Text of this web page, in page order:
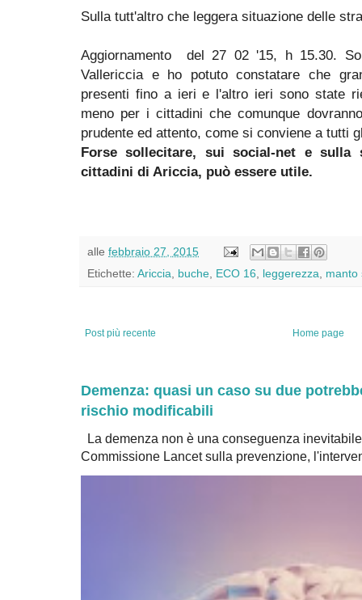
Sulla tutt'altro che leggera situazione delle
Aggiornamento del 27 02 '15, h 15.30.
Vallericcia e ho potuto constatare che
presenti fino a ieri e l'altro ieri sono state
meno per i cittadini che comunque
prudente ed attento, come si conviene a tutti
Forse sollecitare, sui social-net e sulla
cittadini di Ariccia, può essere utile.
alle febbraio 27, 2015
Etichette: Ariccia buche ECO 16 leggerezza manto
Post più recente Home page
Demenza: quasi un caso su due
rischio modificabili
La demenza non è una conseguenza
Commissione Lancet sulla prevenzione,